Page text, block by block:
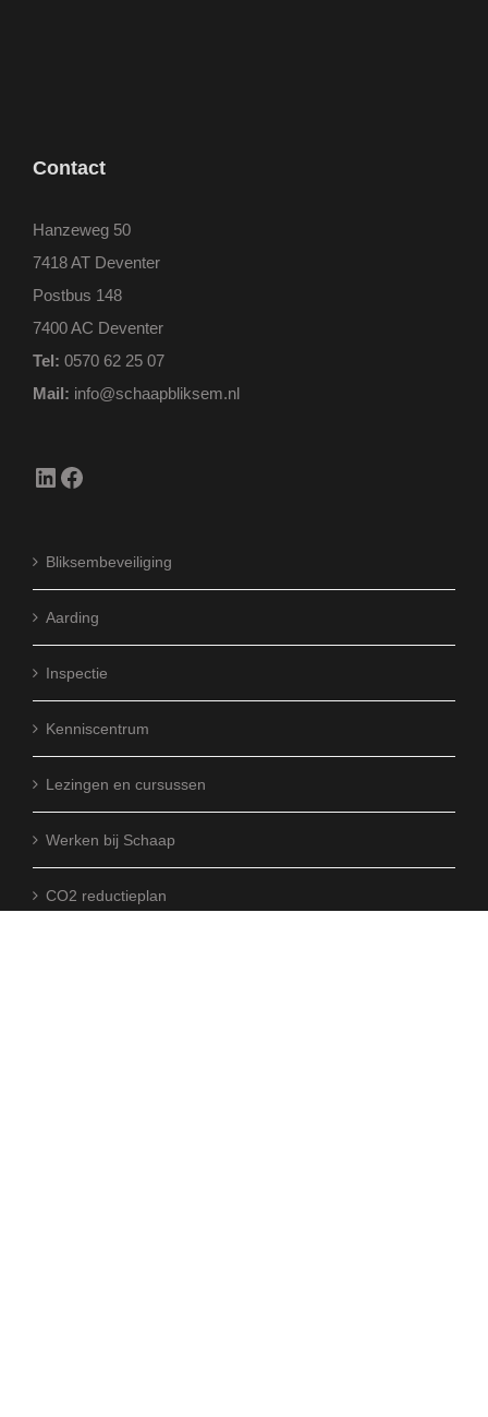
Contact
Hanzeweg 50
7418 AT Deventer
Postbus 148
7400 AC Deventer
Tel: 0570 62 25 07
Mail: info@schaapbliksem.nl
LinkedIn
Bliksembeveiliging
Aarding
Inspectie
Kenniscentrum
Lezingen en cursussen
Werken bij Schaap
CO2 reductieplan